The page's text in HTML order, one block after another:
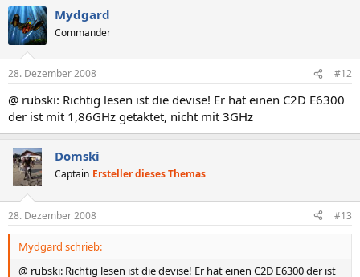
Mydgard
Commander
28. Dezember 2008 #12
@ rubski: Richtig lesen ist die devise! Er hat einen C2D E6300
der ist mit 1,86GHz getaktet, nicht mit 3GHz
Domski
Captain Ersteller dieses Themas
28. Dezember 2008 #13
Mydgard schrieb:
@ rubski: Richtig lesen ist die devise! Er hat einen C2D E6300 der ist